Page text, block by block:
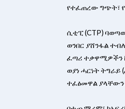
የተፈጠረው ግጭት፣
​ሲቲፒ (CTP)
ወንበር ያሸንፋል
ፈጣሪ ተቃዋሚዎችን
ወያነ ሓርነት ትግራይ
ተፈፅመዋል